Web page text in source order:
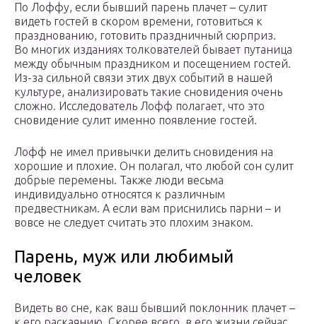
По Лоффу, если бывший парень плачет – сулит
видеть гостей в скором времени, готовиться к
празднованию, готовить праздничный сюрприз.
Во многих изданиях толкователей бывает путаница
между обычным праздником и посещением гостей.
Из-за сильной связи этих двух событий в нашей
культуре, анализировать такие сновидения очень
сложно. Исследователь Лофф полагает, что это
сновидение сулит именно появление гостей.
Лофф не имел привычки делить сновидения на
хорошие и плохие. Он полагал, что любой сон сулит
добрые перемены. Также люди весьма
индивидуально относятся к различным
предвестникам. А если вам приснились парни – и
вовсе не следует считать это плохим знаком.
Парень, муж или любимый
человек
Видеть во сне, как ваш бывший поклонник плачет –